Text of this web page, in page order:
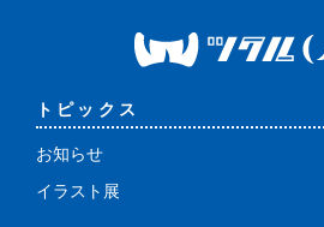
トピックス
お知らせ
イラスト展